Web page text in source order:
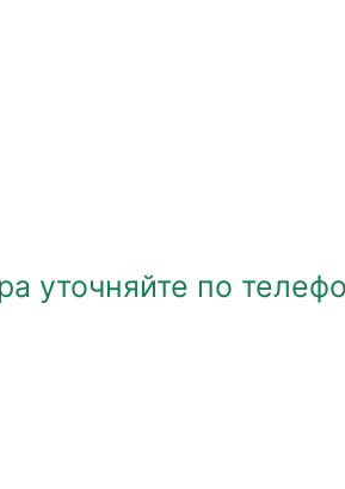
уточняйте по